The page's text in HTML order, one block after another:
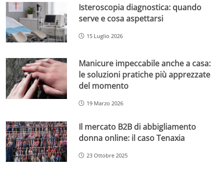
Isteroscopia diagnostica: quando
serve e cosa aspettarsi
15 Luglio 2026
Manicure impeccabile anche a casa:
le soluzioni pratiche più apprezzate
del momento
19 Marzo 2026
Il mercato B2B di abbigliamento
donna online: il caso Tenaxia
23 Ottobre 2025